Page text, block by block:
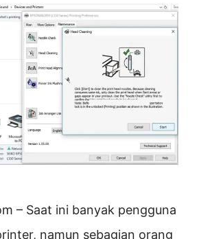
– Saat ini banyak pengguna
namun sebagian orang